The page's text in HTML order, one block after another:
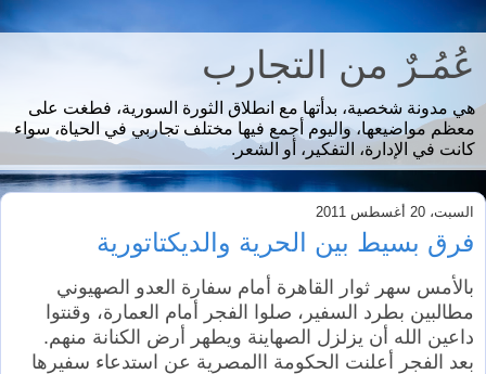
عُمُـرٌ من التجارب
هي مدونة شخصية، بدأتها مع انطلاق الثورة السورية، فطغت على
معظم مواضيعها، واليوم أجمع فيها مختلف تجاربي في الحياة، سواء
كانت في الإدارة، التفكير، أو الشعر.
السبت، 20 أغسطس 2011
فرق بسيط بين الحرية والديكتاتورية
بالأمس سهر ثوار القاهرة أمام سفارة العدو الصهيوني
مطالبين بطرد السفير، صلوا الفجر أمام العمارة، وقنتوا
داعين الله أن يزلزل الصهاينة ويطهر أرض الكنانة منهم.
بعد الفجر أعلنت الحكومة االمصرية عن استدعاء سفيرها